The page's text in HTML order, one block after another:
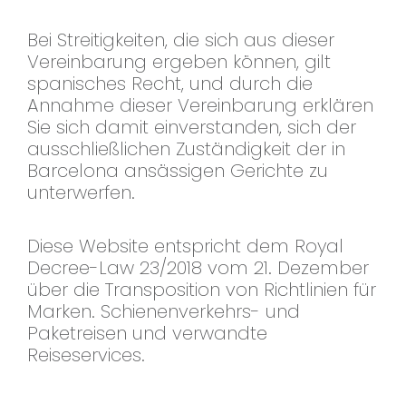
Bei Streitigkeiten, die sich aus dieser
Vereinbarung ergeben können, gilt
spanisches Recht, und durch die
Annahme dieser Vereinbarung erklären
Sie sich damit einverstanden, sich der
ausschließlichen Zuständigkeit der in
Barcelona ansässigen Gerichte zu
unterwerfen.
Diese Website entspricht dem Royal
Decree-Law 23/2018 vom 21. Dezember
über die Transposition von Richtlinien für
Marken. Schienenverkehrs- und
Paketreisen und verwandte
Reiseservices.